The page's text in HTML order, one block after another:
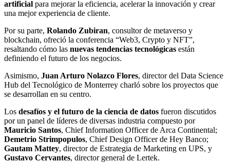
artificial para mejorar la eficiencia, acelerar la innovación y crear
una mejor experiencia de cliente.
Por su parte, Rolando Zubiran, consultor de metaverso y
blockchain, ofreció la conferencia “Web3, Crypto y NFT”,
resaltando cómo las nuevas tendencias tecnológicas están
definiendo el futuro de los negocios.
Asimismo, Juan Arturo Nolazco Flores, director del Data Science
Hub del Tecnológico de Monterrey charló sobre los proyectos que
se desarrollan en su centro.
Los desafíos y el futuro de la ciencia de datos fueron discutidos
por un panel de líderes de diversas industria compuesto por
Mauricio Santos, Chief Information Officer de Arca Continental;
Demetrio Strimpopulos, Chief Design Officer de Hey Banco;
Gautam Mattey, director de Estrategia de Marketing en UPS, y
Gustavo Cervantes, director general de Lertek.